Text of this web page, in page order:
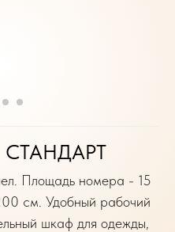
Площадь номера - 15
см. Удобный рабочий
шкаф для одежды,